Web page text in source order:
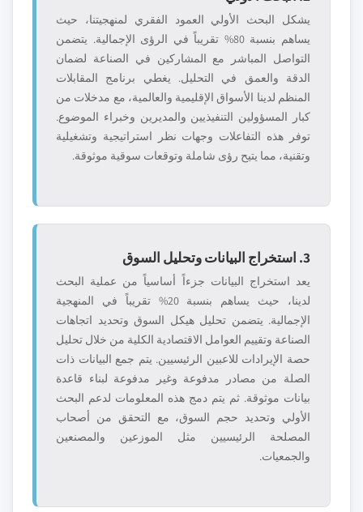
يشكل البحث الأولي العمود الفقري لمنهجيتنا، حيث
يساهم بنسبة 80% تقريباً في الرؤى الإجمالية. يتضمن
التواصل المباشر مع المشاركين في الصناعة لضمان
الدقة والعمق في التحليل. يغطي برنامج المقابلات
المنظم لدينا الأسواق الإقليمية والعالمية، مع مدخلات من
كبار المسؤولين التنفيذيين والمديرين وخبراء الموضوع.
توفر هذه التفاعلات وجهات نظر استراتيجية وتشغيلية
وتقنية، مما يتيح رؤى شاملة وتوقعات سوقية موثوقة.
3. استخراج البيانات وتحليل السوق
يعد استخراج البيانات جزءاً أساسياً من عملية البحث
لدينا، حيث يساهم بنسبة 20% تقريباً في المنهجية
الإجمالية. يتضمن تحليل هيكل السوق وتحديد اتجاهات
الصناعة وتقييم العوامل الاقتصادية الكلية من خلال تحليل
حصة الإيرادات للاعبين الرئيسيين. يتم جمع البيانات ذات
الصلة من مصادر مدفوعة وغير مدفوعة لبناء قاعدة
بيانات موثوقة. ثم يتم دمج هذه المعلومات لدعم البحث
الأولي وتحديد حجم السوق، مع التحقق من أصحاب
المصلحة الرئيسيين مثل الموزعين والمصنعين
والجمعيات.